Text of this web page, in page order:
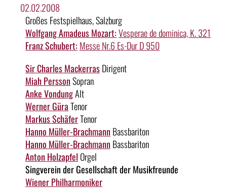
02.02.2008
Großes Festspielhaus, Salzburg
Wolfgang Amadeus Mozart:Vesperae de dominica, K. 321
Franz Schubert: Messe Nr.6 Es-Dur D 950
Sir Charles MackerrasDirigent
Miah PerssonSopran
Anke VondungAlt
Werner GüraTenor
Markus SchäferTenor
Hanno Müller-Brachmann Bassbariton
Hanno Müller-Brachmann Bassbariton
Anton Holzapfel Orgel
Singverein der Gesellschaft der Musikfreunde
Wiener Philharmoniker